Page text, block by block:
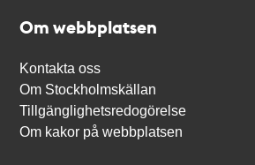
Om webbplatsen
Kontakta oss
Om Stockholmskällan
Tillgänglighetsredogörelse
Om kakor på webbplatsen